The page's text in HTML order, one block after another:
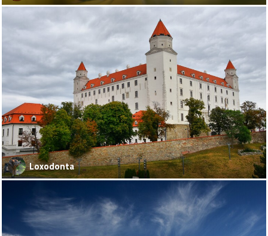
Loxodonta